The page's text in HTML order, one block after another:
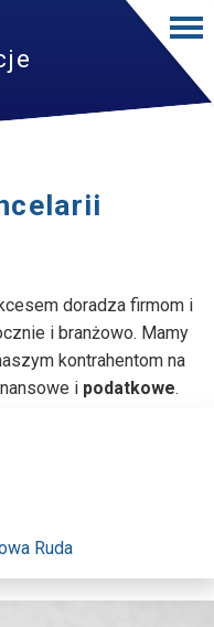
doradza firmom i
i branżowo. Mamy
kontrahentom na
i podatkowe.
Ruda